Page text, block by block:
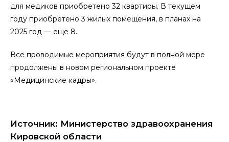
для медиков приобретено 32 квартиры. В текущем
году приобретено 3 жилых помещения, в планах на
2025 год — еще 8.
Все проводимые мероприятия будут в полной мере
продолжены в новом региональном проекте
«Медицинские кадры».
Источник: Министерство здравоохранения
Кировской области